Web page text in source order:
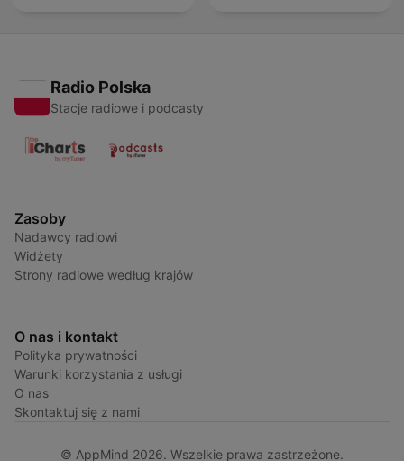
Radio Polska
Stacje radiowe i podcasty
Zasoby
Nadawcy radiowi
Widżety
Strony radiowe według krajów
O nas i kontakt
Polityka prywatności
Warunki korzystania z usługi
O nas
Skontaktuj się z nami
© AppMind 2026. Wszelkie prawa zastrzeżone.